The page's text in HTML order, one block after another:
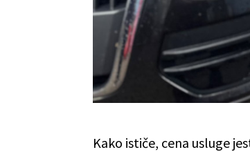
Kako ističe, cena usluge